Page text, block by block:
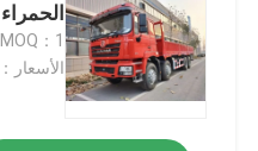
المنتجات
معلومات عنا
الحمراء 8x4 430 حصان شاحنة تيبر
MOQ：1
الأسعار：negotiable